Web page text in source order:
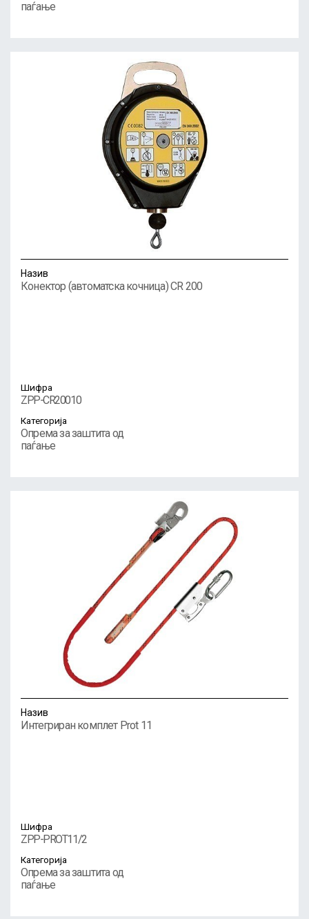
паѓање
Назив
Конектор (автоматска кочница) CR 200
Шифра
ZPP-CR20010
Категорија
Опрема за заштита од
паѓање
Назив
Интегриран комплет Prot 11
Шифра
ZPP-PROT11/2
Категорија
Опрема за заштита од
паѓање